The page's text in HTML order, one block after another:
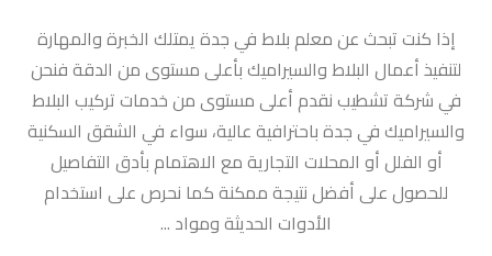
إذا كنت تبحث عن معلم بلاط في جدة يمتلك الخبرة والمهارة
لتنفيذ أعمال البلاط والسيراميك بأعلى مستوى من الدقة فنحن
في شركة تشطيب نقدم أعلى مستوى من خدمات تركيب البلاط
والسيراميك في جدة باحترافية عالية، سواء في الشقق السكنية
أو الفلل أو المحلات التجارية مع الاهتمام بأدق التفاصيل
للحصول على أفضل نتيجة ممكنة كما نحرص على استخدام
الأدوات الحديثة ومواد ...